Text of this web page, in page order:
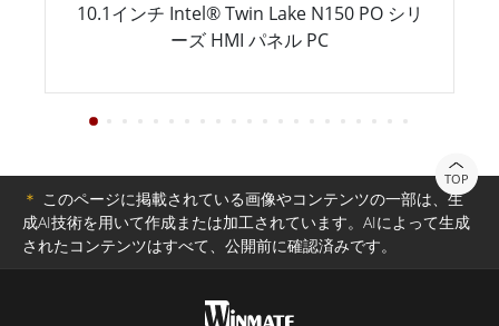
10.1インチ Intel® Twin Lake N150 PO シリ
ーズ HMI パネル PC
TOP
＊ このページに掲載されている画像やコンテンツの一部は、生
成AI技術を用いて作成または加工されています。AIによって生成
されたコンテンツはすべて、公開前に確認済みです。